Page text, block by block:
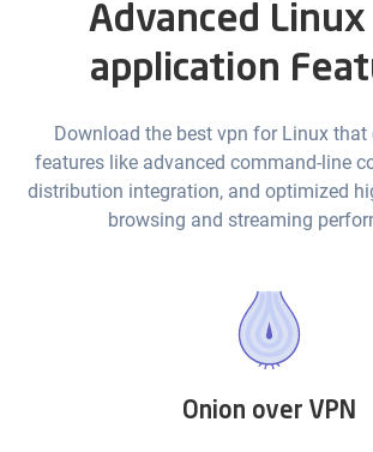
Advanced Linux
application
Download the best vpn for Linux
features like advanced command-line
distribution integration, and optimized
browsing and streaming
Onion over VPN